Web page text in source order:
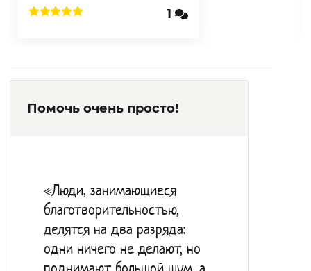
1
Помочь очень просто!
«Люди, занимающиеся
благотворительностью,
делятся на два разряда:
одни ничего не делают, но